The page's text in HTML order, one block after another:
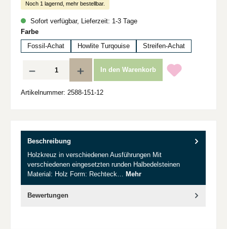
Noch 1 lagernd, mehr bestellbar.
Sofort verfügbar, Lieferzeit: 1-3 Tage
Farbeauswählen
Fossil-Achat
Howlite Turqouise Streifen-Achat
Produkt Anzahl: Gib den gewünschten Wert ein oder benutze die Schaltflächen
In den Warenkorb
Artikelnummer: 2588-151-12
Beschreibung
Holzkreuz in verschiedenen Ausführungen Mit
verschiedenen eingesetzten runden Halbedelsteinen
Material: Holz Form: Rechteck… Mehr
Bewertungen